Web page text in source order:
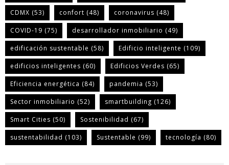
CDMX (53) confort (48) coronavirus (48)
COVID-19 (75) desarrollador inmobiliario (49)
edificación sustentable (58) Edificio inteligente (109)
edificios inteligentes (60) Edificios Verdes (65)
Eficiencia energética (84) pandemia (53)
Sector inmobiliario (52) smartbuilding (126)
Smart Cities (50) Sostenibilidad (67)
sustentabilidad (103) Sustentable (99) tecnología (80)